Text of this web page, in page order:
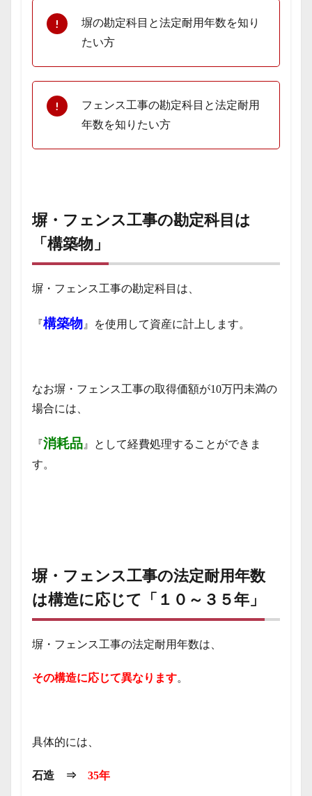
塀の勘定科目と法定耐用年数を知り
たい方
フェンス工事の勘定科目と法定耐用
年数を知りたい方
塀・フェンス工事の勘定科目は
「構築物」
塀・フェンス工事の勘定科目は、
『構築物 』を使用して資産に計上します。
なお塀・フェンス工事の取得価額が10万円未満の
場合には、
『消耗品 』として経費処理することができま
す。
塀・フェンス工事の法定耐用年数
は構造に応じて「１０～３５年」
塀・フェンス工事の法定耐用年数は、
その構造に応じて異なります。
具体的には、
石造 ⇒ 35年